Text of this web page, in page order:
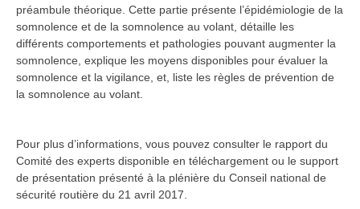
préambule théorique. Cette partie présente l’épidémiologie de la
somnolence et de la somnolence au volant, détaille les
différents comportements et pathologies pouvant augmenter la
somnolence, explique les moyens disponibles pour évaluer la
somnolence et la vigilance, et, liste les règles de prévention de
la somnolence au volant.
Pour plus d’informations, vous pouvez consulter le rapport du
Comité des experts disponible en téléchargement ou le support
de présentation présenté à la plénière du Conseil national de
sécurité routière du 21 avril 2017.